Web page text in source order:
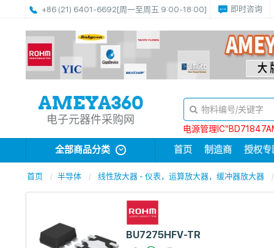
+86 (21) 6401-6692[周一至周五 9:00-18:00] 即时咨询
电子元器件采购网
电源管理
全部商品分类 首页 制造商 授权专
首页 半导体 线性放大器 - 仪表，运算放大器，缓冲器放大器
BU7275HFV-TR